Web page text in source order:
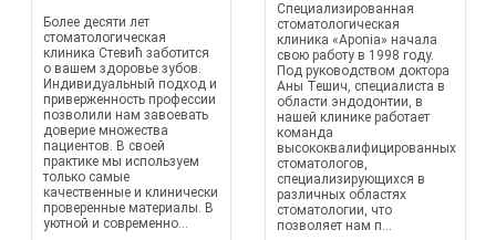
Более десяти лет
стоматологическая
клиника Стевић заботится
о вашем здоровье зубов.
Индивидуальный подход и
приверженность профессии
позволили нам завоевать
доверие множества
пациентов. В своей
практике мы используем
только самые
качественные и клинически
проверенные материалы. В
уютной и современно...
Специализированная
стоматологическая
клиника «Aponia» начала
свою работу в 1998 году.
Под руководством доктора
Аны Тешич, специалиста в
области эндодонтии, в
нашей клинике работает
команда
высококвалифицированных
стоматологов,
специализирующихся в
различных областях
стоматологии, что
позволяет нам п...